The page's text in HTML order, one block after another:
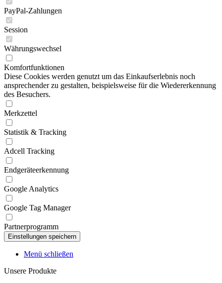
PayPal-Zahlungen
Session
Währungswechsel
Komfortfunktionen
Diese Cookies werden genutzt um das Einkaufserlebnis noch
ansprechender zu gestalten, beispielsweise für die Wiedererkennung
des Besuchers.
Merkzettel
Statistik & Tracking
Adcell Tracking
Endgeräteerkennung
Google Analytics
Google Tag Manager
Partnerprogramm
Menü schließen
Unsere Produkte